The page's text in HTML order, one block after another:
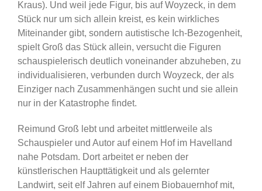
Kraus). Und weil jede Figur, bis auf Woyzeck, in dem
Stück nur um sich allein kreist, es kein wirkliches
Miteinander gibt, sondern autistische Ich-Bezogenheit,
spielt Groß das Stück allein, versucht die Figuren
schauspielerisch deutlich voneinander abzuheben, zu
individualisieren, verbunden durch Woyzeck, der als
Einziger nach Zusammenhängen sucht und sie allein
nur in der Katastrophe findet.
Reimund Groß lebt und arbeitet mittlerweile als
Schauspieler und Autor auf einem Hof im Havelland
nahe Potsdam. Dort arbeitet er neben der
künstlerischen Haupttätigkeit und als gelernter
Landwirt, seit elf Jahren auf einem Biobauernhof mit,